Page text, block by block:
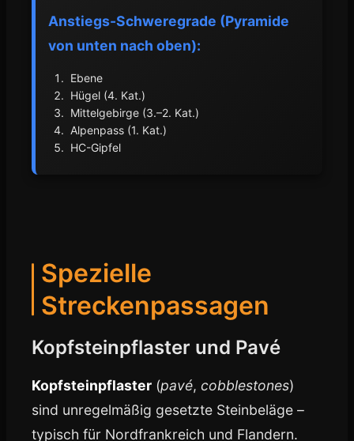
Anstiegs-Schweregrade (Pyramide
von unten nach oben):
Ebene
Hügel (4. Kat.)
Mittelgebirge (3.–2. Kat.)
Alpenpass (1. Kat.)
HC-Gipfel
Spezielle
Streckenpassagen
Kopfsteinpflaster und Pavé
Kopfsteinpflaster (pavé, cobblestones)
sind unregelmäßig gesetzte Steinbeläge –
typisch für Nordfrankreich und Flandern.